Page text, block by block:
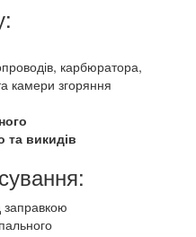
карбюратора,
камери згоряння
та викидів